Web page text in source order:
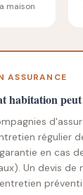
maison
ASSURANCE
habitation
régulier
en cas
Un devis de